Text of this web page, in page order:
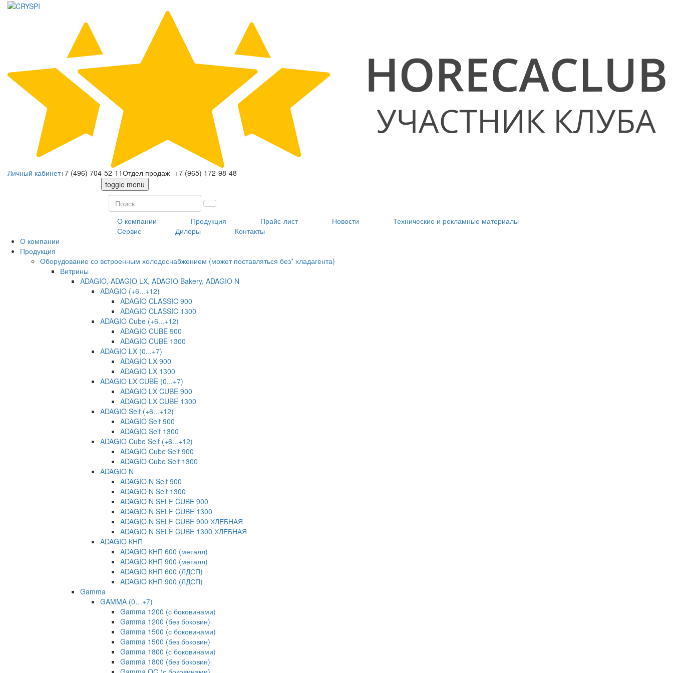
Личный кабинет+7 (496) 704-52-11Отдел продаж +7 (965) 172-98-48
toggle menu
О компании Продукция Прайс-лист Новости
Технические и рекламные материалы
Сервис
Дилеры
Контакты
О компании
Продукция
Оборудование со встроенным холодоснабжением (может поставляться без* хладагента)
Витрины
ADAGIO, ADAGIO LX, ADAGIO Bakery, ADAGIO N
ADAGIO (+6...+12)
ADAGIO CLASSIC 900
ADAGIO CLASSIC 1300
ADAGIO Cube (+6...+12)
ADAGIO CUBE 900
ADAGIO CUBE 1300
ADAGIO LX (0...+7)
ADAGIO LX 900
ADAGIO LX 1300
ADAGIO LX CUBE (0...+7)
ADAGIO LX CUBE 900
ADAGIO LX CUBE 1300
ADAGIO Self (+6...+12)
ADAGIO Self 900
ADAGIO Self 1300
ADAGIO Cube Self (+6...+12)
ADAGIO Cube Self 900
ADAGIO Cube Self 1300
ADAGIO N
ADAGIO N Self 900
ADAGIO N Self 1300
ADAGIO N SELF CUBE 900
ADAGIO N SELF CUBE 1300
ADAGIO N SELF CUBE 900 ХЛЕБНАЯ
ADAGIO N SELF CUBE 1300 ХЛЕБНАЯ
ADAGIO КНП
ADAGIO КНП 600 (металл)
ADAGIO КНП 900 (металл)
ADAGIO КНП 600 (ЛДСП)
ADAGIO КНП 900 (ЛДСП)
Gamma
GAMMA (0…+7)
Gamma 1200 (с боковинами)
Gamma 1200 (без боковин)
Gamma 1500 (с боковинами)
Gamma 1500 (без боковин)
Gamma 1800 (с боковинами)
Gamma 1800 (без боковин)